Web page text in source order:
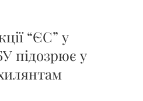
“ЄС” у
підозрює у